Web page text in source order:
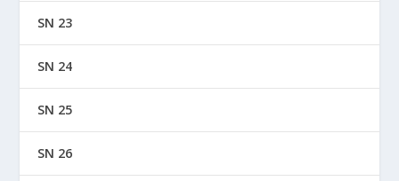
SN 23
SN 24
SN 25
SN 26